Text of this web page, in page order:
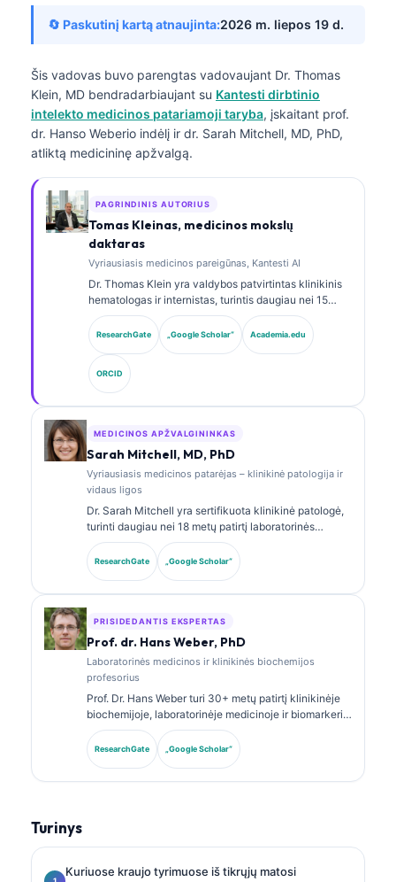
🔄 Paskutinį kartą atnaujinta:2026 m. liepos 19 d.
Šis vadovas buvo parengtas vadovaujant Dr. Thomas
Klein, MD bendradarbiaujant su Kantesti dirbtinio
intelekto medicinos patariamoji taryba, įskaitant prof.
dr. Hanso Weberio indėlį ir dr. Sarah Mitchell, MD, PhD,
atliktą medicininę apžvalgą.
PAGRINDINIS AUTORIUS
Tomas Kleinas, medicinos mokslų
daktaras
Vyriausiasis medicinos pareigūnas, Kantesti AI
Dr. Thomas Klein yra valdybos patvirtintas klinikinis
hematologas ir internistas, turintis daugiau nei 15
metų patirtį laboratorinės medicinos ir AI pagalba
atliekamos klinikinės analizės srityse. Būdamas
Kantesti AI vyriausiuoju medicinos pareigūnu, jis
užtikrina klinikinę nuosavo neuroninio tinklo
medicininio tikslumo priežiūrą. Dr. Klein yra plačiai
publikavęs biomarkerių interpretavimo ir
laboratorinės diagnostikos laboratorinės medicinos
ResearchGate „Google Scholar“ Academia.edu
ORCID
MEDICINOS APŽVALGININKAS
Sarah Mitchell, MD, PhD
Vyriausiasis medicinos patarėjas – klinikinė patologija ir
vidaus ligos
Dr. Sarah Mitchell yra sertifikuota klinikinė patologė,
turinti daugiau nei 18 metų patirtį laboratorinės
medicinos ir diagnostinės analizės srityje. Ji turi
klinikinės chemijos specializacijos sertifikatus ir
plačiai publikavo biomarkerių panelių bei
ResearchGate „Google Scholar“
PRISIDEDANTIS EKSPERTAS
Prof. dr. Hans Weber, PhD
Laboratorinės medicinos ir klinikinės biochemijos
profesorius
Prof. Dr. Hans Weber turi 30+ metų patirtį klinikinėje
biochemijoje, laboratorinėje medicinoje ir biomarkerių
tyrimuose. Buvęs Vokietijos klinikinės chemijos
draugijos prezidentas, jis specializuojasi diagnostinių
panelių analizėje, biomarkerių standartizavime ir AI
ResearchGate „Google Scholar“
Turinys
Kuriuose kraujo tyrimuose iš tikrųjų matosi